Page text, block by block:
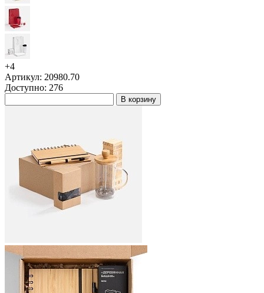
+4
Артикул: 20980.70
Доступно: 276
В корзину